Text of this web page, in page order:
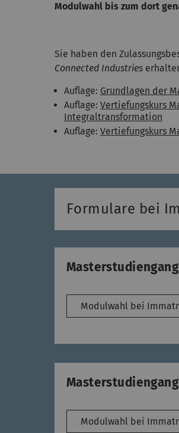
Modulwahl bis zum dort
Sie haben den
Connected Industries
Auflage: Grundlagen der
Auflage: Vertiefungskurs
Integraltransformation
Auflage: Vertiefungskurs
Formulare bei
Modulwahl bei
Modulwahl bei